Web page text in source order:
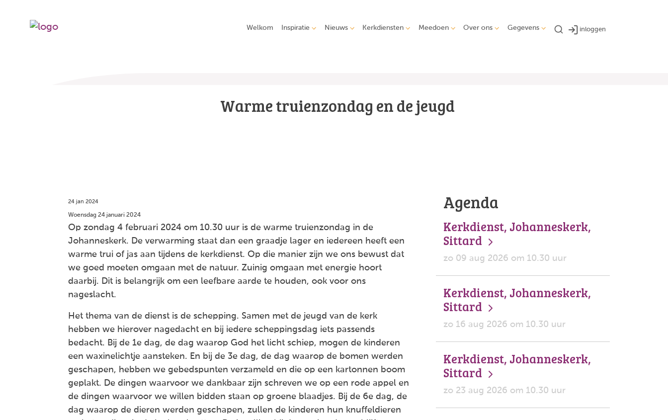
Welkom Inspiratie Nieuws Kerkdiensten Meedoen Over ons Gegevens inloggen
Warme truienzondag en de jeugd
24 jan 2024
Woensdag 24 januari 2024
Op zondag 4 februari 2024 om 10.30 uur is de warme truienzondag in de
Johanneskerk. De verwarming staat dan een graadje lager en iedereen heeft een
warme trui of jas aan tijdens de kerkdienst. Op die manier zijn we ons bewust dat
we goed moeten omgaan met de natuur. Zuinig omgaan met energie hoort
daarbij. Dit is belangrijk om een leefbare aarde te houden, ook voor ons
nageslacht.
Het thema van de dienst is de schepping. Samen met de jeugd van de kerk
hebben we hierover nagedacht en bij iedere scheppingsdag iets passends
bedacht. Bij de 1e dag, de dag waarop God het licht schiep, mogen de kinderen
een waxinelichtje aansteken. En bij de 3e dag, de dag waarop de bomen werden
geschapen, hebben we gebedspunten verzameld en die op een kartonnen boom
geplakt. De dingen waarvoor we dankbaar zijn schreven we op een rode appel en
de dingen waarvoor we willen bidden staan op groene blaadjes. Bij de 6e dag, de
dag waarop de dieren werden geschapen, zullen de kinderen hun knuffeldieren
Agenda
Kerkdienst, Johanneskerk,
Sittard
zo 09 aug 2026 om 10.30 uur
Kerkdienst, Johanneskerk,
Sittard
zo 16 aug 2026 om 10.30 uur
Kerkdienst, Johanneskerk,
Sittard
zo 23 aug 2026 om 10.30 uur